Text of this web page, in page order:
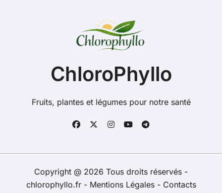
ChloroPhyllo
Fruits, plantes et légumes pour notre santé
Copyright @ 2026 Tous droits réservés -
chlorophyllo.fr - Mentions Légales - Contacts